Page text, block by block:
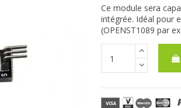
Ce module sera
intégrée. Idéal pour
(OPENST1089 par